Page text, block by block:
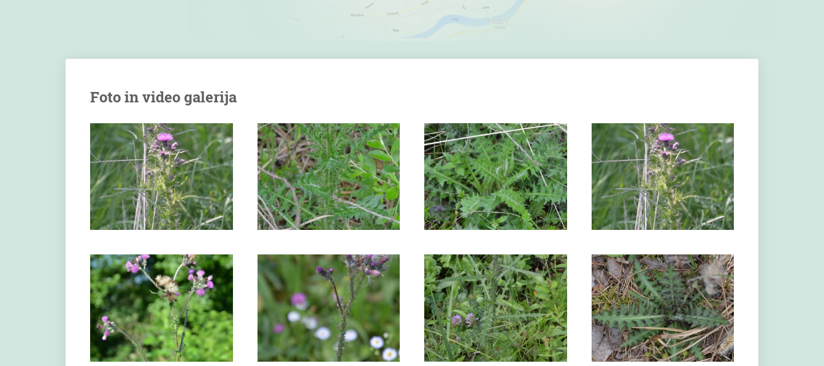
Foto in video galerija